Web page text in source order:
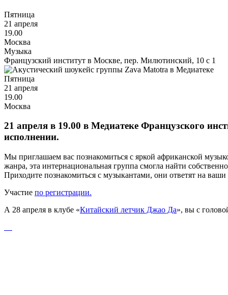
Пятница
21 апреля
19.00
Москва
Музыка
Французский институт в Москве, пер. Милютинский, 10 с 1
Пятница
21 апреля
19.00
Москва
21 апреля в 19.00 в Медиатеке Французского
исполнении.
Мы приглашаем вас познакомиться с яркой африканской
жанра, эта интернациональная группа смогла найти
Приходите познакомиться с музыкантами, они ответят на
Участие по регистрации.
А 28 апреля в клубе «Китайский летчик Джао Да», вы с